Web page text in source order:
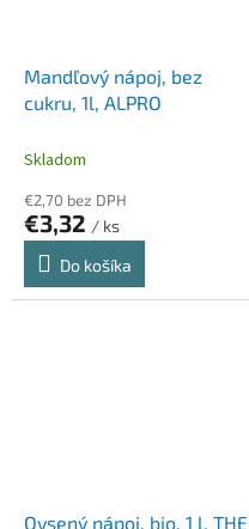
Mandľový nápoj, bez
cukru, 1l, ALPRO
Skladom
€2,70 bez DPH
€3,32 / ks
Do košíka
Ovsený nápoj, bio, 1 l, THE